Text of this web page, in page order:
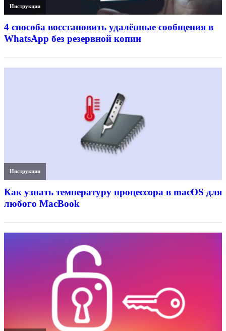
Инструкции
4 способа восстановить удалённые сообщения в
WhatsApp без резервной копии
Инструкции
Как узнать температуру процессора в macOS для
любого MacBook